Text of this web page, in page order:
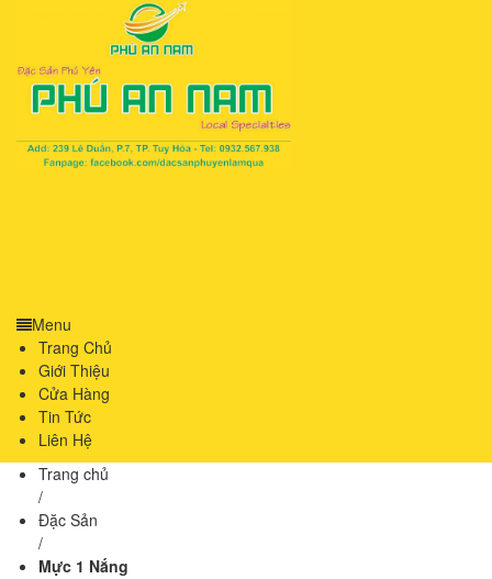
Menu
Trang Chủ
Giới Thiệu
Cửa Hàng
Tin Tức
Liên Hệ
Trang chủ
/
Đặc Sản
/
Mực 1 Nắng